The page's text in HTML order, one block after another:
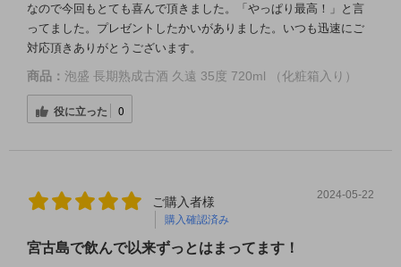
なので今回もとても喜んで頂きました。「やっぱり最高！」と言
ってました。プレゼントしたかいがありました。いつも迅速にご
対応頂きありがとうございます。
商品： 泡盛 長期熟成古酒 久遠 35度 720ml （化粧箱入り）
役に立った 0
ご購入者様
購入確認済み
2024-05-22
宮古島で飲んで以来ずっとはまってます！